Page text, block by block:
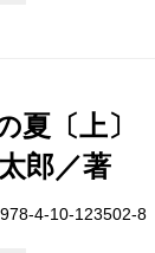
夏〔上〕
郎／著
4-10-